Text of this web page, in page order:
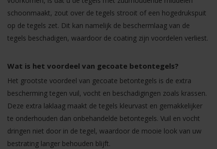
schoonmaakt, zout over de tegels strooit of een hogedrukspuit
op de tegels zet. Dit kan namelijk de beschermlaag van de
tegels beschadigen, waardoor de coating zijn voordelen verliest.
Wat is het voordeel van gecoate betontegels?
Het grootste voordeel van gecoate betontegels is de extra
bescherming tegen vuil, vocht en beschadigingen zoals krassen.
Deze extra laklaag maakt de tegels kleurvast en gemakkelijker
te onderhouden dan onbehandelde betontegels. Vuil en vocht
dringen niet door in de tegel, waardoor de mooie look van uw
bestrating langer behouden blijft.